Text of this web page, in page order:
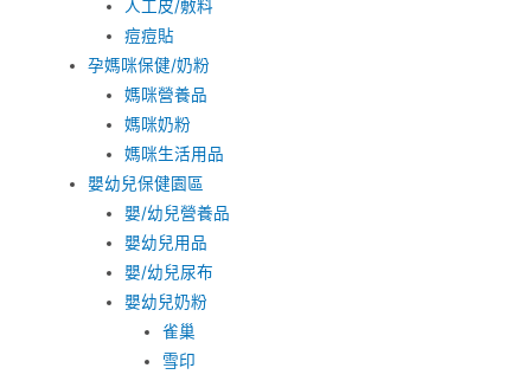
人工皮/敷料
痘痘貼
孕媽咪保健/奶粉
媽咪營養品
媽咪奶粉
媽咪生活用品
嬰幼兒保健園區
嬰/幼兒營養品
嬰幼兒用品
嬰/幼兒尿布
嬰幼兒奶粉
雀巢
雪印